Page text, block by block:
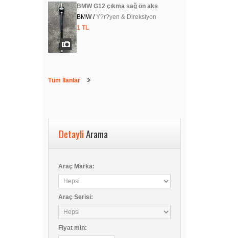
BMW G12 çıkma sağ ön aks
BMW /Y?r?yen & Direksiyon
1 TL
Tüm İlanlar
DetayliArama
Araç Marka:
Araç Serisi:
Fiyat min: